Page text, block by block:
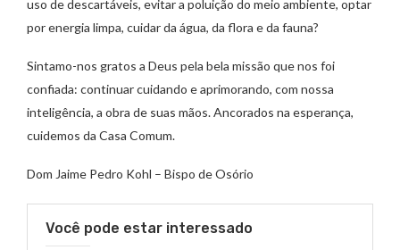
uso de descartáveis, evitar a poluição do meio ambiente, optar
por energia limpa, cuidar da água, da flora e da fauna?
Sintamo-nos gratos a Deus pela bela missão que nos foi
confiada: continuar cuidando e aprimorando, com nossa
inteligência, a obra de suas mãos. Ancorados na esperança,
cuidemos da Casa Comum.
Dom Jaime Pedro Kohl – Bispo de Osório
Você pode estar interessado